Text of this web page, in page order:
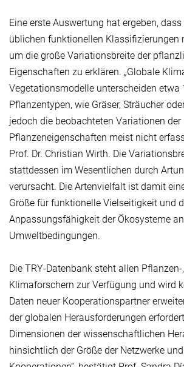
Eine erste Auswertung hat ergeben,
üblichen funktionellen Klassifizierungen
um die große Variationsbreite der
Eigenschaften zu erklären. „Globale
Vegetationsmodelle unterscheiden etwa
Pflanzentypen, wie Gräser, Sträucher
jedoch die beobachteten Variationen der
Pflanzeneigenschaften meist nicht
Prof. Dr. Christian Wirth. Die
stattdessen im Wesentlichen durch
verursacht. Die Artenvielfalt ist damit
Größe für funktionelle Vielseitigkeit und
Anpassungsfähigkeit der Ökosysteme
Umweltbedingungen.
Die TRY-Datenbank steht allen
Klimaforschern zur Verfügung und wird
Daten neuer Kooperationspartner
der globalen Herausforderungen
Dimensionen der wissenschaftlichen
hinsichtlich der Größe der Netzwerke